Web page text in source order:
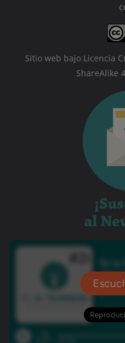
Sitio web bajo Licencia
ShareAlike